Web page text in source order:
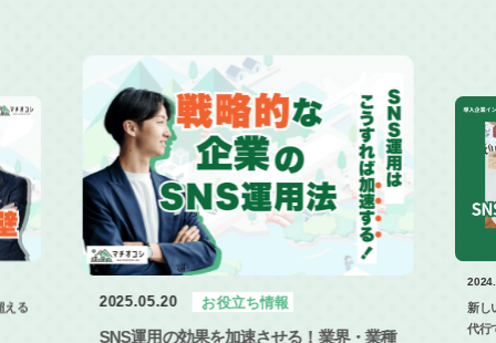
業種 2024.09.13 お客様の声
新しいリールの再生回数は10倍！SNS運用
AIで
が今